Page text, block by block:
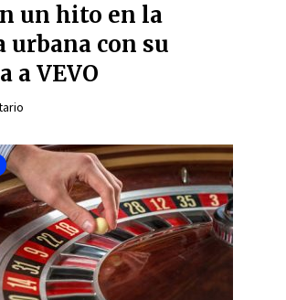
un hito en la
urbana con su
a VEVO